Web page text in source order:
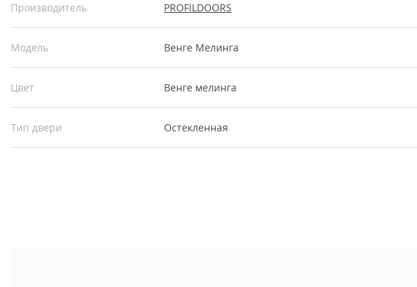
Производитель PROFILDOORS
Модель Венге Мелинга
Цвет Венге мелинга
Тип двери Остекленная